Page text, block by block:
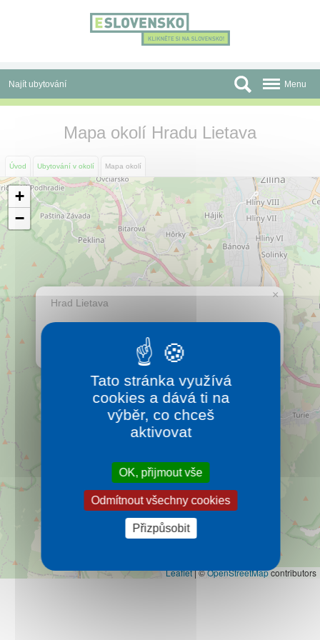
Najít ubytování
Autobusové zájezdy
Skupiny a konference
Před cestou
Atrakce
O nás
Menu
Mapa okolí Hradu Lietava
Úvod Ubytování v okolí Mapa okolí
Hrad Lietava
Rozsáhlá a velmi zachovalá zřícenina hradu ze které
můžeme obdivovat okolí.
×
+
−
Leaflet|©OpenStreetMapcontributors
Tato stránka využívá
cookies a dává ti na
výběr, co chceš
aktivovat
OK, přijmout vše
Odmítnout všechny cookies
Přizpůsobit